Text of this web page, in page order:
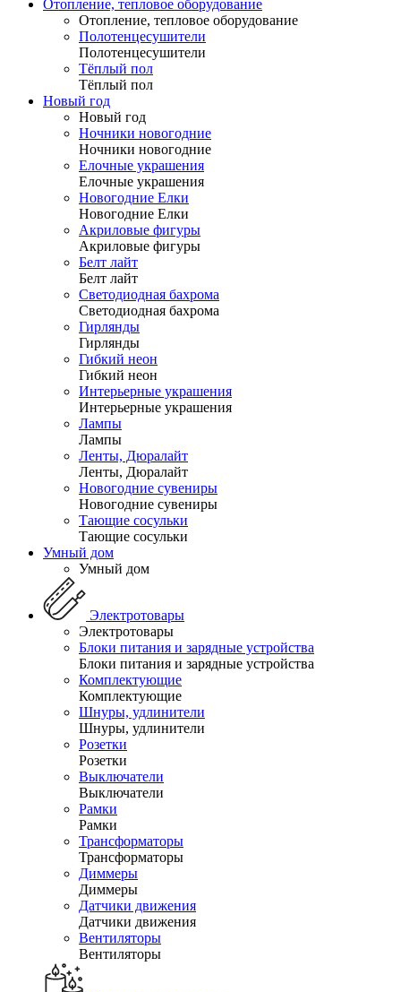
Отопление, тепловое оборудование
Отопление, тепловое оборудование
Полотенцесушители
Полотенцесушители
Тёплый пол
Тёплый пол
Новый год
Новый год
Ночники новогодние
Ночники новогодние
Елочные украшения
Елочные украшения
Новогодние Елки
Новогодние Елки
Акриловые фигуры
Акриловые фигуры
Белт лайт
Белт лайт
Светодиодная бахрома
Светодиодная бахрома
Гирлянды
Гирлянды
Гибкий неон
Гибкий неон
Интерьерные украшения
Интерьерные украшения
Лампы
Лампы
Ленты, Дюралайт
Ленты, Дюралайт
Новогодние сувениры
Новогодние сувениры
Тающие сосульки
Тающие сосульки
Умный дом
Умный дом
Электротовары
Электротовары
Блоки питания и зарядные устройства
Блоки питания и зарядные устройства
Комплектующие
Комплектующие
Шнуры, удлинители
Шнуры, удлинители
Розетки
Розетки
Выключатели
Выключатели
Рамки
Рамки
Трансформаторы
Трансформаторы
Диммеры
Диммеры
Датчики движения
Датчики движения
Вентиляторы
Вентиляторы